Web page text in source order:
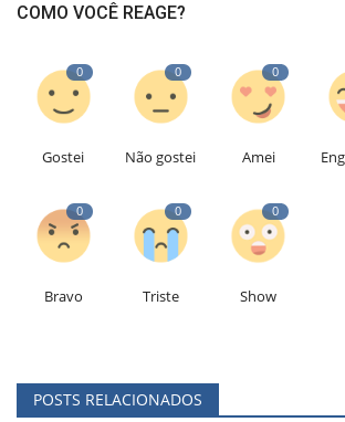
COMO VOCÊ REAGE?
0
Gostei
0
Não gostei
0
Amei
0
Bravo
0
Triste
0
Show
POSTS RELACIONADOS